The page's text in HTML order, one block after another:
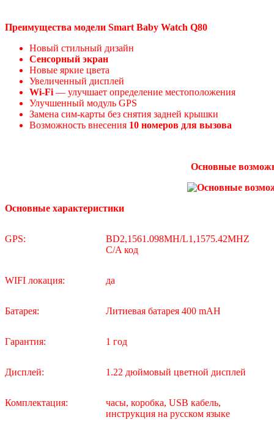
Преимущества модели Smart Baby Watch Q80
Новый стильный дизайн
Сенсорный экран
Новые яркие цвета
Увеличенный дисплей
Wi-Fi — улучшает определение местоположения
Улучшенный модуль GPS
Замена сим-карты без снятия задней крышки
Возможность внесения 10 номеров для вызова
Основные
Основные характеристики
GPS:
BD2,1561.098MH/L1,1575.42MHZ
C/A код
WIFI локация: да
Батарея: Литиевая батарея 400 mAH
Гарантия: 1 год
Дисплей: 1.22 дюймовый цветной дисплей
Комплектация:
часы, коробка, USB кабель,
инструкция на русском языке